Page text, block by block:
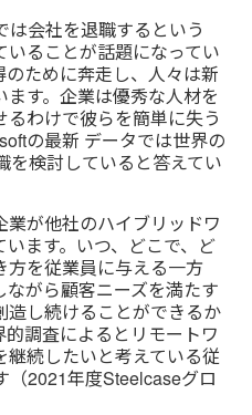
ア
ド
レ
ス
会社を退職するという
いることが話題になってい
ために奔走し、人々は新
す。企業は優秀な人材を
わけで彼らを簡単に失う
の最新 データでは世界の
を検討していると答えてい
が他社のハイブリッドワ
ます。いつ、どこで、ど
方を従業員に与える一方
がら顧客ニーズを満たす
造し続けることができるか
調査によるとリモートワ
続したいと考えている従
（2021年度Steelcaseグロ